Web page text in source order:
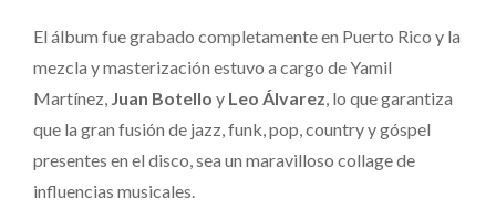
El álbum fue grabado completamente en Puerto Rico y la
mezcla y masterización estuvo a cargo de Yamil
Martínez, Juan Botello y Leo Álvarez , lo que garantiza
que la gran fusión de jazz, funk, pop, country y góspel
presentes en el disco, sea un maravilloso collage de
influencias musicales.